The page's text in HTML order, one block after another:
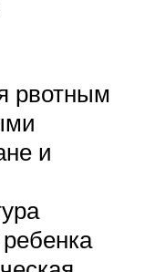
рвотным
и